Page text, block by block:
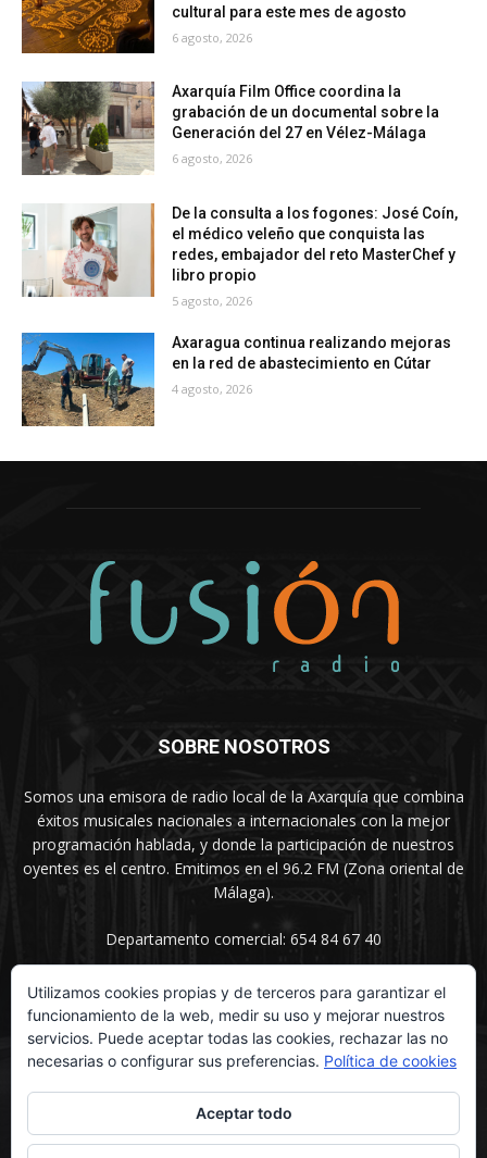
cultural para este mes de agosto
6 agosto, 2026
Axarquía Film Office coordina la
grabación de un documental sobre la
Generación del 27 en Vélez-Málaga
6 agosto, 2026
De la consulta a los fogones: José Coín,
el médico veleño que conquista las
redes, embajador del reto MasterChef y
libro propio
5 agosto, 2026
Axaragua continua realizando mejoras
en la red de abastecimiento en Cútar
4 agosto, 2026
SOBRE NOSOTROS
Somos una emisora de radio local de la Axarquía que combina
éxitos musicales nacionales a internacionales con la mejor
programación hablada, y donde la participación de nuestros
oyentes es el centro. Emitimos en el 96.2 FM (Zona oriental de
Málaga).
Departamento comercial: 654 84 67 40
SÍGUENOS
Utilizamos cookies propias y de terceros para garantizar el
funcionamiento de la web, medir su uso y mejorar nuestros
servicios. Puede aceptar todas las cookies, rechazar las no
necesarias o configurar sus preferencias. Política de cookies
Aceptar todo